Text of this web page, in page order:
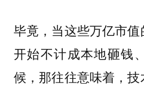
毕竟，当这些万亿市值
开始不计成本地砸钱
候，那往往意味着，技